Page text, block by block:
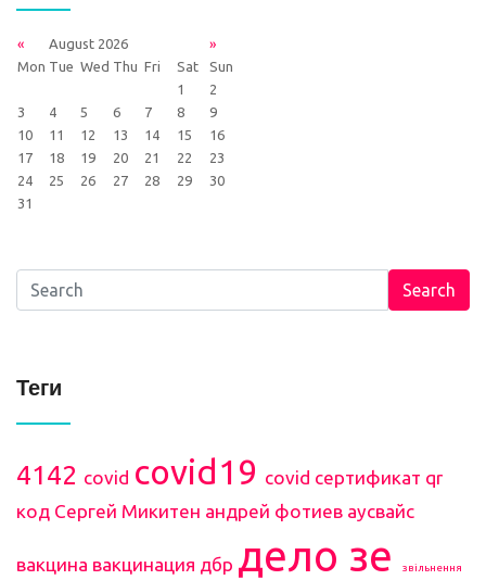
« August 2026
»
Mon Tue Wed Thu Fri Sat
Sun
1
2
3
4 5 6 7 8
9
10
11 12 13 14 15
16
17
18 19 20 21 22
23
24
25 26 27 28 29
30
31
Search
Теги
4142 covid covid19 covid сертификат qr
код Сергей Микитен андрей фотиев аусвайс
вакцина вакцинация дбр дело зе звільнення